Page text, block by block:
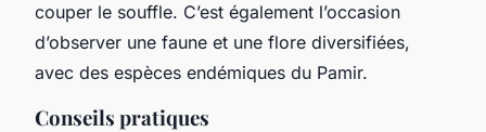
couper le souffle. C’est également l’occasion
d’observer une faune et une flore diversifiées,
avec des espèces endémiques du Pamir.
Conseils pratiques